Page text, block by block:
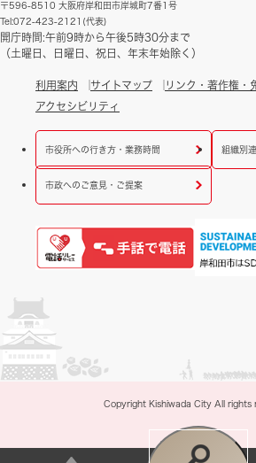
〒596-8510 大阪府岸和田市岸城町7番1号
Tel:072-423-2121(代表)
開庁時間:午前9時から午後5時30分まで
（土曜日、日曜日、祝日、年末年始除く）
利用案内 サイトマップ リンク・著作権・
アクセシビリティ
市役所への行き方・業務時間 組織別
市政へのご意見・ご提案
Copyright Kishiwada City All rights